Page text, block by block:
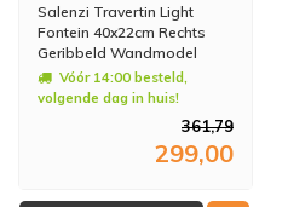
Salenzi Travertin Light
Fontein 40x22cm Rechts
Geribbeld Wandmodel
Vóór 14:00 besteld,
volgende dag in huis!
361,79
299,00